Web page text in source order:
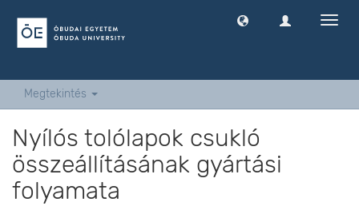
Megtekintés
Nyílós tolólapok csukló
összeállításának gyártási
folyamata